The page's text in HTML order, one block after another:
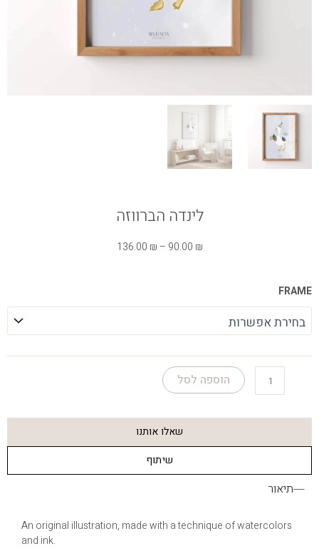
לינדה הברווזה
90.00 ₪
–
136.00 ₪
⁦136.00 ₪⁩
FRAME
של
לינדה
הברווזה
הוספה לסל
שאלו אותנו
שיתוף
תיאור
An original illustration, made with a technique of watercolors
and ink.